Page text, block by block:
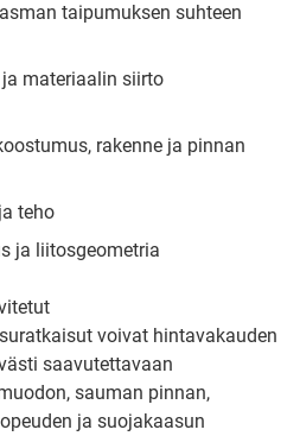
taipumuksen suhteen
materiaalin siirto
rakenne ja pinnan
teho
ja liitosgeometria
voivat hintavakauden
saavutettavaan
sauman pinnan,
ja suojakaasun